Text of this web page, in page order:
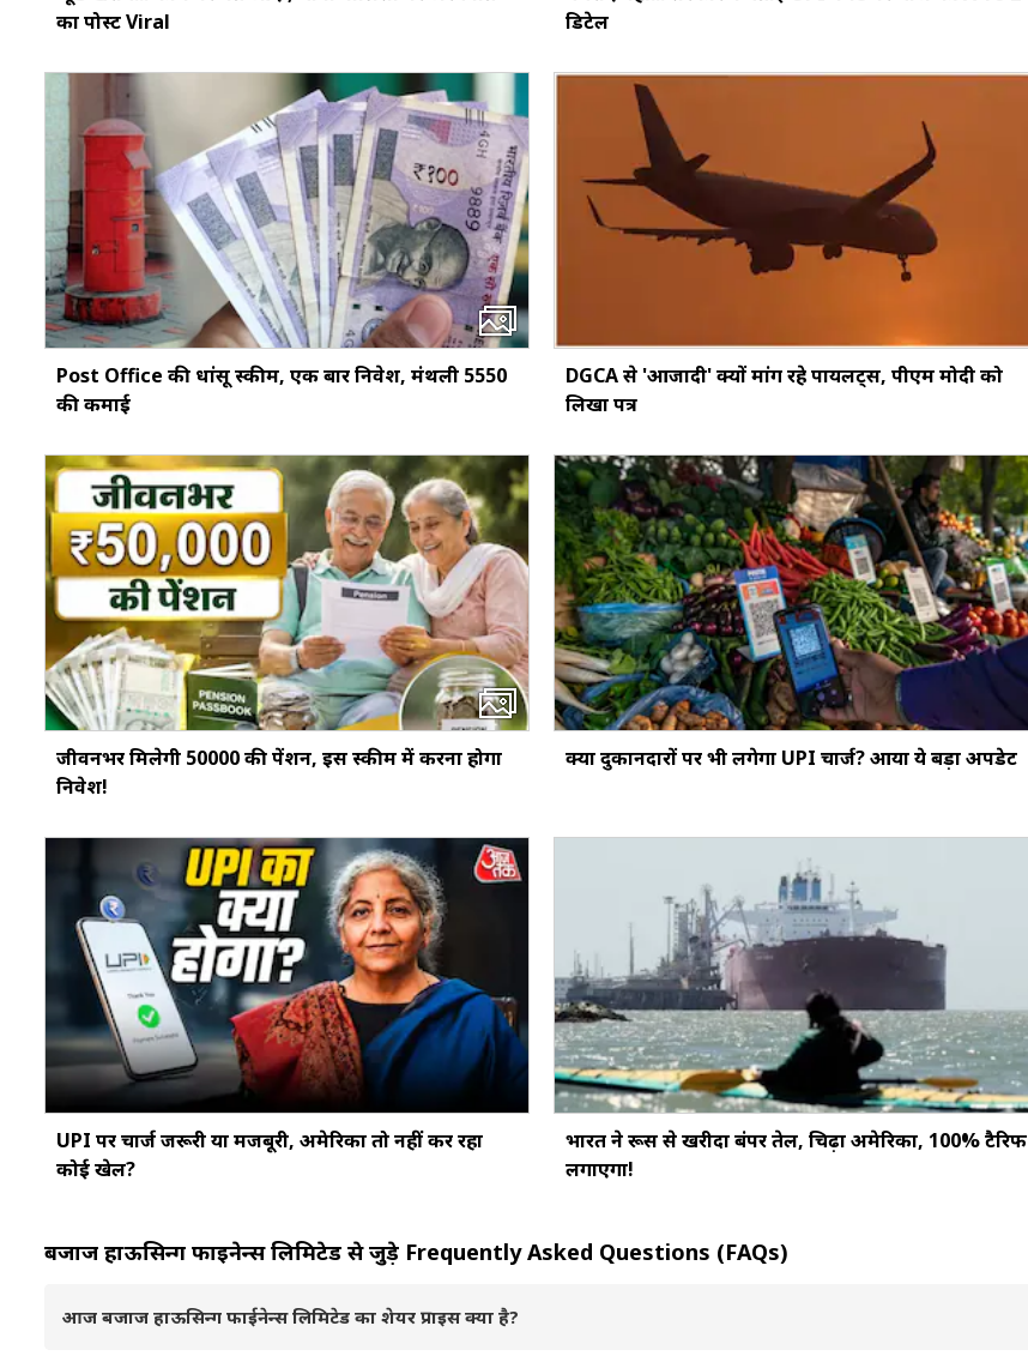
का पोस्ट Viral
डिटेल
Post Office की धांसू स्कीम, एक बार निवेश, मंथली ₹5550
की कमाई
DGCA से 'आजादी' क्यों मांग रहे पायलट्स, पीएम मोदी को
लिखा पत्र
जीवनभर मिलेगी ₹50000 की पेंशन, इस स्‍कीम में करना होगा
निवेश!
क्‍या दुकानदारों पर भी लगेगा UPI चार्ज? आया ये बड़ा अपडेट
UPI पर चार्ज जरूरी या मजबूरी, अमेरिका तो नहीं कर रहा
कोई खेल?
भारत ने रूस से खरीदा बंपर तेल, चिढ़ा अमेरिका, 100% टैरिफ
लगाएगा!
बजाज हाऊसिन्ग फाईनेन्स लिमिटेड से जुड़े Frequently Asked Questions (FAQs)
आज बजाज हाऊसिन्ग फाईनेन्स लिमिटेड का शेयर प्राइस क्या है?